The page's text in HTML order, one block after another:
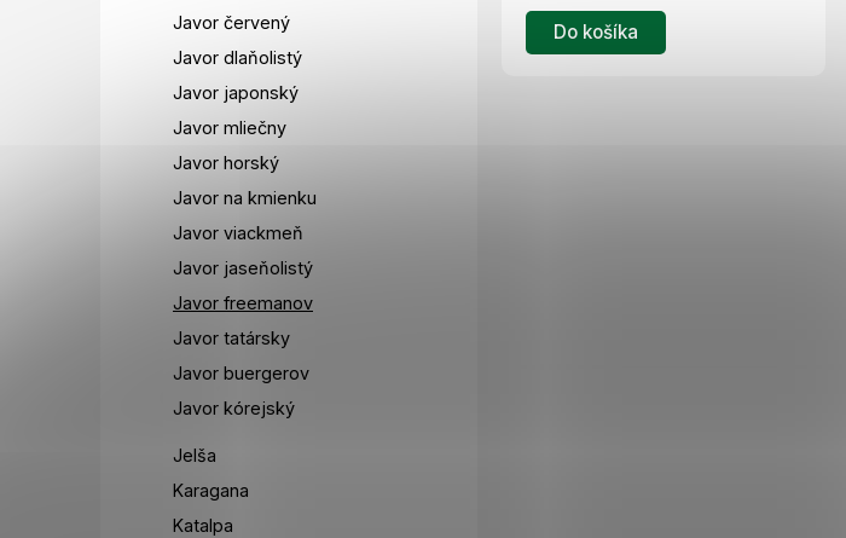
Javor červený
Javor dlaňolistý
Javor japonský
Javor mliečny
Javor horský
Javor na kmienku
Javor viackmeň
Javor jaseňolistý
Javor freemanov
Javor tatársky
Javor buergerov
Javor kórejský
Jelša
Karagana
Katalpa
Do košíka